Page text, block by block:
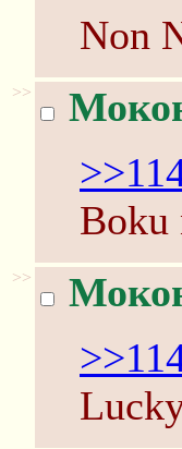
Non
>>
Boku
>>